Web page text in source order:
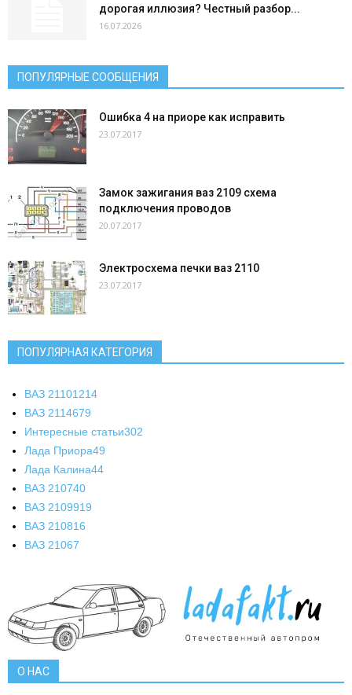
дорогая иллюзия? Честный разбор...
16.07.2026
ПОПУЛЯРНЫЕ СООБЩЕНИЯ
Ошибка 4 на приоре как исправить
23.07.2017
Замок зажигания ваз 2109 схема
подключения проводов
20.07.2017
Электросхема печки ваз 2110
23.07.2017
ПОПУЛЯРНАЯ КАТЕГОРИЯ
ВАЗ 21101214
ВАЗ 2114679
Интересные статьи302
Лада Приора49
Лада Калина44
ВАЗ 210740
ВАЗ 2109919
ВАЗ 210816
ВАЗ 21067
О НАС